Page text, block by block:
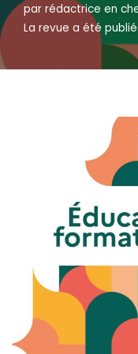
par rédactrice en
La revue a été